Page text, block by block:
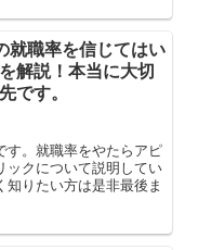
就職率を信じてはい
解説！本当に大切
です。
す。就職率をやたらアピ
ックについて説明してい
りたい方は是非最後ま